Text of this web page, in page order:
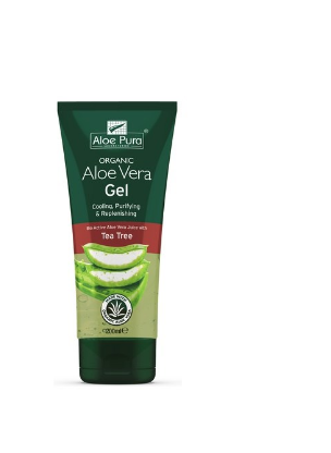
Extracto de plantas
Ácidos Grasos
Depurativos
Bienestar emocional
Jalea Real
Memoria
Hierro
Deporte
Digestivos
Circulatorio, colesterol y glucosa
Superalimentos
Proteína